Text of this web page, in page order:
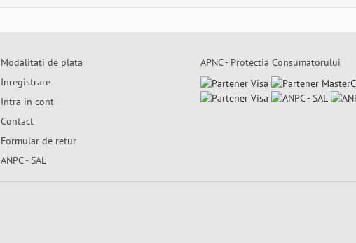
Modalitati de plata
Inregistrare
Intra in cont
Contact
Formular de retur
ANPC - SAL
APNC - Protectia Consumatorului